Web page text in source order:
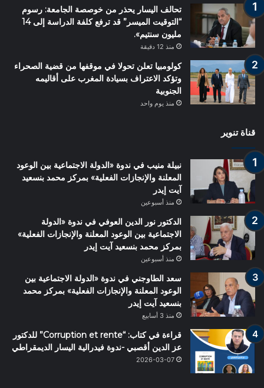
تحالف اليسار يحذر من خوصصة الجامعة: رسوم
“التوقيت الميسر” قد ترفع كلفة الدراسة إلى 14
مليون سنتيم».
منذ 12 دقيقة
كولومبيا تعلن تحولا في موقفها من قضية الصحراء
وتؤكد الاعتراف بسيادة المغرب على أقاليمه
الجنوبية
منذ يوم واحد
قناة تنوير
نبيلة منيب في ندوة «الدولة الاجتماعية بين الوعود
المعلنة والإنجازات الفعلية» بمركز محمد بنسعيد
آيت إيدر
منذ أسبوعين
الدكتور نور الدين العوفي في ندوة «الدولة
الاجتماعية بين الوعود المعلنة والإنجازات الفعلية»
بمركز محمد بنسعيد آيت إيدر
منذ أسبوعين
سعد الطاوجني في ندوة «الدولة الاجتماعية بين
الوعود المعلنة والإنجازات الفعلية» بمركز محمد
بنسعيد آيت إيدر
منذ 3 أسابيع
قراءة في كتاب: “Corruption et rente” للدكتور
عز الدين أقصبي -ندوة فيدرالية اليسار الديمقراطي
2026-03-07